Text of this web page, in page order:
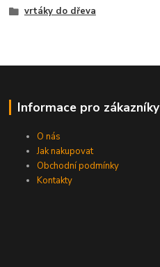
vrtáky do dřeva
Informace pro zákazníky
O nás
Jak nakupovat
Obchodní podmínky
Kontakty